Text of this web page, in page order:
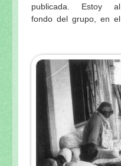
publicada. Estoy al
fondo del grupo, en el
cámara. (11 de